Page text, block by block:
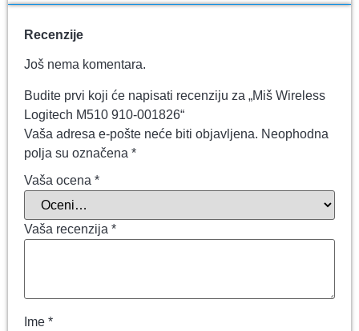
Recenzije
Još nema komentara.
Budite prvi koji će napisati recenziju za „Miš Wireless
Logitech M510 910-001826“
Vaša adresa e-pošte neće biti objavljena. Neophodna
polja su označena *
Vaša ocena *
Vaša recenzija *
Ime *